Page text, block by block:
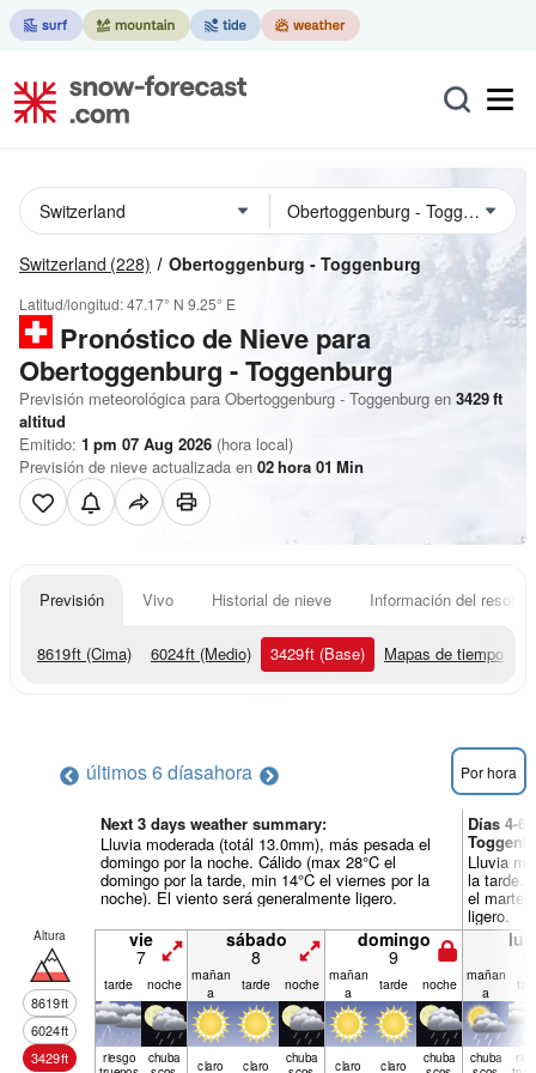
Switzerland (228) Obertoggenburg - Toggenburg
Latitud/longitud:47.17° N 9.25° E
Pronóstico de Nieve para
Obertoggenburg - Toggenburg
Previsión meteorológica para Obertoggenburg - Toggenburg en 3429ft
altitud
Emitido: 1 pm 07 Aug 2026 (hora local)
Previsión de nieve actualizada en 02hora 01 Min
Previsión Vivo Historial de nieve Información del resort
8619ft (Cima) 6024ft (Medio) 3429ft (Base) Mapas de tiempo
últimos 6 díasahora Por hora
Next 3 days weather summary:
Lluvia moderada (totál 13.0mm), más pesada el
domingo por la noche. Cálido (max 28°C el
domingo por la tarde, min 14°C el viernes por la
noche). El viento será generalmente ligero.
Días 4-6
Lluvia
la tarde.
el
ligero.
Altura
8619ft
6024ft
3429ft
vie
7
sábado
8
domingo
9
tarde noche mañan
a
tarde noche mañan
a
tarde noche mañan
a
riesgo chuba claro claro chuba claro claro chuba chuba